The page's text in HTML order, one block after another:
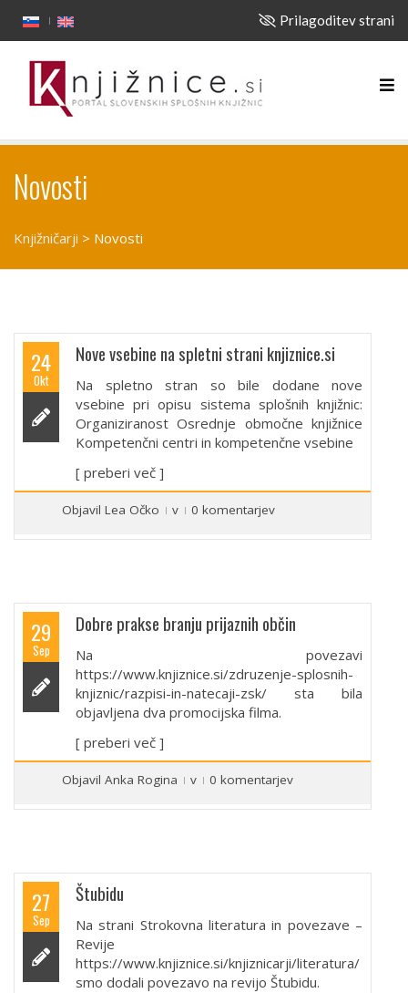
Prilagoditev strani
Novosti
Knjižničarji > Novosti
24
Okt
Nove vsebine na spletni strani knjiznice.si
Na spletno stran so bile dodane nove
vsebine pri opisu sistema splošnih knjižnic:
Organiziranost Osrednje območne knjižnice
Kompetenčni centri in kompetenčne vsebine
[ preberi več ]
Objavil Lea Očko v 0 komentarjev
29
Sep
Dobre prakse branju prijaznih občin
Na povezavi
https://www.knjiznice.si/zdruzenje-splosnih-
knjiznic/razpisi-in-natecaji-zsk/ sta bila
objavljena dva promocijska filma.
[ preberi več ]
Objavil Anka Rogina v 0 komentarjev
27
Sep
Štubidu
Na strani Strokovna literatura in povezave –
Revije
https://www.knjiznice.si/knjiznicarji/literatura/
smo dodali povezavo na revijo Štubidu.